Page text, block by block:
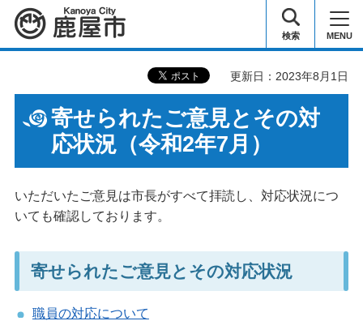
鹿屋市 検索 MENU
更新日：2023年8月1日
寄せられたご意見とその対
応状況（令和2年7月）
いただいたご意見は市長がすべて拝読し、対応状況につ
いても確認しております。
寄せられたご意見とその対応状況
職員の対応について